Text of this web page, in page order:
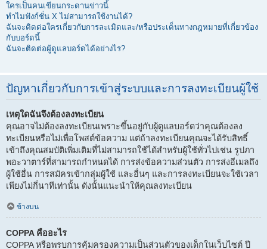
ใครเป็นคนเขียนกระดานข่าวนี้
ทำไมฟังก์ชั่น X ไม่สามารถใช้งานได้?
ฉันจะติดต่อใครเกี่ยวกับการละเมิดและ/หรือประเด็นทางกฎหมายที่เกี่ยวข้อง
กับบอร์ดนี้
ฉันจะติดต่อผู้ดูแลบอร์ดได้อย่างไร?
ปัญหาเกี่ยวกับการเข้าสู่ระบบและการลงทะเบียนผู้ใช้
เหตุใดฉันจึงต้องลงทะเบียน
คุณอาจไม่ต้องลงทะเบียนเพราะขึ้นอยู่กับผู้ดูแลบอร์ดว่าคุณต้องลง
ทะเบียนหรือไม่เพื่อโพสต์ข้อความ แต่ถ้าลงทะเบียนคุณจะได้รับสิทธิ์
เข้าถึงคุณสมบัติเพิ่มเติมที่ไม่สามารถใช้ได้สำหรับผู้ใช้ทั่วไปเช่น รูปภา
พอะวาตาร์ที่สามารถกำหนดได้ การส่งข้อความส่วนตัว การส่งอีเมลถึง
ผู้ใช้อื่น การสมัครเข้ากลุ่มผู้ใช้ และอื่นๆ และการลงทะเบียนจะใช้เวลา
เพียงไม่กี่นาทีเท่านั้น ดังนั้นแนะนำให้คุณลงทะเบียน
ข้างบน
COPPA คืออะไร
COPPA หรือพรบการคุ้มครองความเป็นส่วนตัวของเด็กในเว็บไซต์ ปี